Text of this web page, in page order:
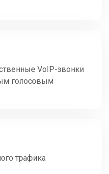
VoIP-звонки
голосовым
трафика